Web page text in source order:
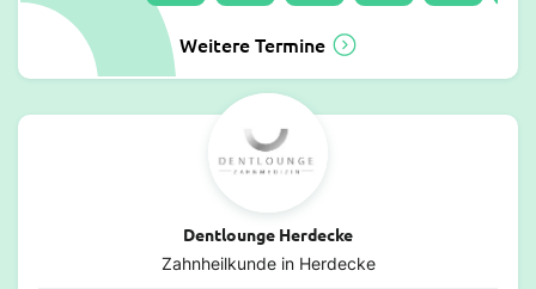
Weitere Termine
Dentlounge Herdecke
Zahnheilkunde in Herdecke